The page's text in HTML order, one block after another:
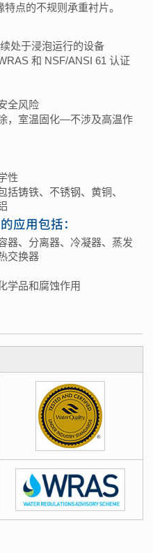
点的不规则承重衬片。
处于浸泡运行的设备
和 NSF/ANSI 61 认证
全风险
，室温固化—不涉及高温作
性
括铸铁、不锈钢、黄铜、
应用包括：
器、分离器、冷凝器、蒸发
交换器
学品和腐蚀作用